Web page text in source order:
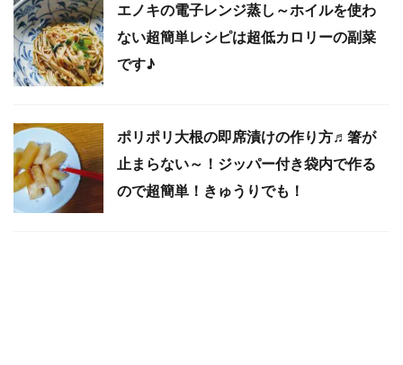
エノキの電子レンジ蒸し～ホイルを使わ
ない超簡単レシピは超低カロリーの副菜
です♪
ポリポリ大根の即席漬けの作り方♬箸が
止まらない～！ジッパー付き袋内で作る
ので超簡単！きゅうりでも！